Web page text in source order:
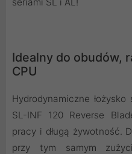
Idealny do obudów,
CPU
Hydrodynamiczne
SL-INF 120 Reverse
pracy i długą żywotność.
przy tym samym